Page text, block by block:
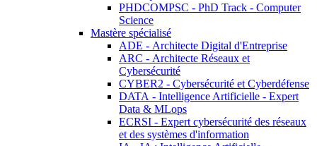
PHDCOMPSC - PhD Track - Computer
Science
Mastère spécialisé
ADE - Architecte Digital d'Entreprise
ARC - Architecte Réseaux et
Cybersécurité
CYBER2 - Cybersécurité et Cyberdéfense
DATA - Intelligence Artificielle - Expert
Data & MLops
ECRSI - Expert cybersécurité des réseaux
et des systèmes d'information